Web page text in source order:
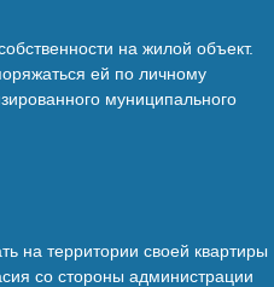
на жилой объект.
ей по личному
муниципального
на территории своей квартиры
со стороны администрации